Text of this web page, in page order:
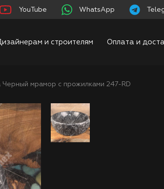
YouTube WhatsApp
и строителям Оплата и
Черный мрамор с прожилками 247-RD